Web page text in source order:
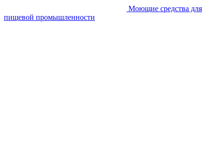
Моющие средства для
пищевой промышленности